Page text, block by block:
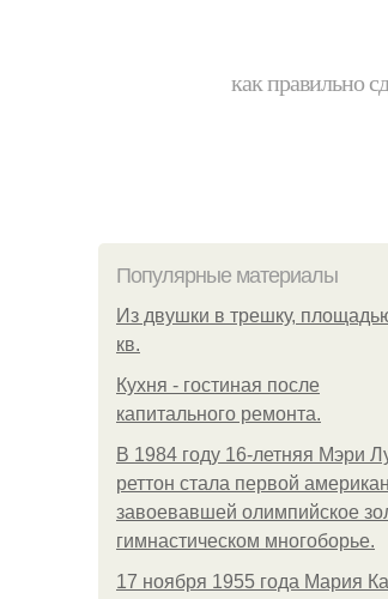
как правильно
Популярные материалы
Из двушки в трешку,
кв.
Кухня - гостиная после
капитального ремонта.
В 1984 году 16-летняя Мэри
реттон стала первой
завоевавшей олимпийское
гимнастическом многоборье.
17 ноября 1955 года Мария